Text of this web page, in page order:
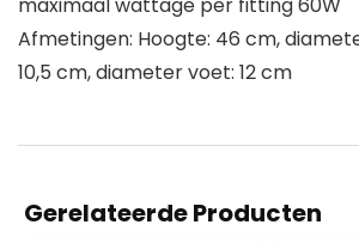
maximaal wattage per fitting 60W
Afmetingen: Hoogte: 46 cm,
10,5 cm, diameter voet: 12 cm
Gerelateerde Producten